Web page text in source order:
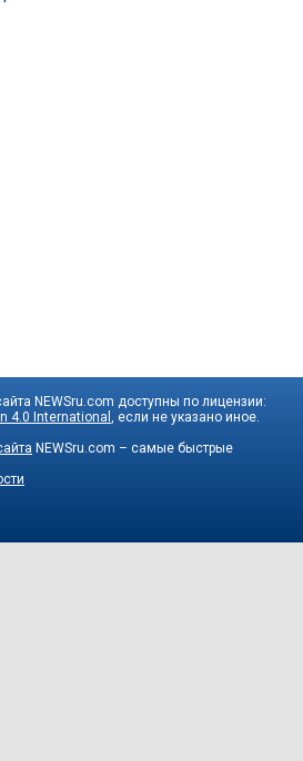
NEWSru.com доступны по лицензии:
4.0 International , если не указано иное.
NEWSru.com – самые быстрые